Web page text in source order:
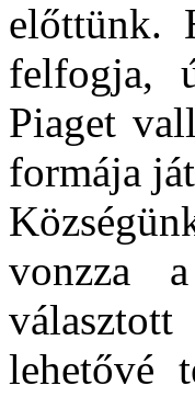
előttünk.
felfogja,
Piaget
formája
vonzza
lehetővé